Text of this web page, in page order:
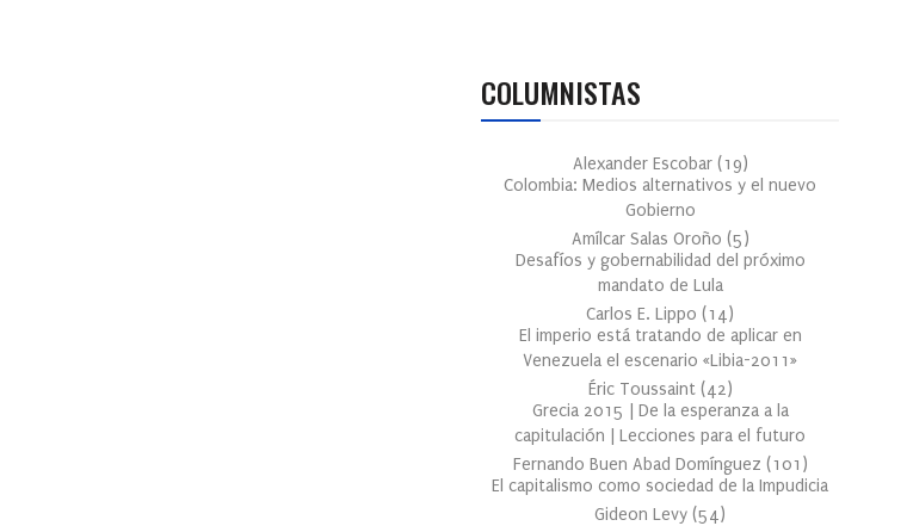
COLUMNISTAS
Alexander Escobar (19)
Colombia: Medios alternativos y el nuevo
Gobierno
Amílcar Salas Oroño (5)
Desafíos y gobernabilidad del próximo
mandato de Lula
Carlos E. Lippo (14)
El imperio está tratando de aplicar en
Venezuela el escenario «Libia-2011»
Éric Toussaint (42)
Grecia 2015 | De la esperanza a la
capitulación | Lecciones para el futuro
Fernando Buen Abad Domínguez (101 )
El capitalismo como sociedad de la Impudicia
Gideon Levy (54)